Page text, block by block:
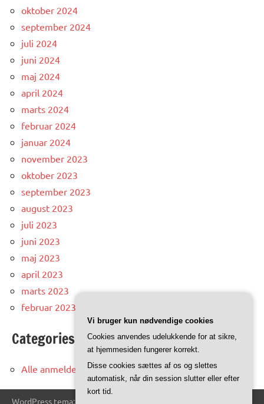
oktober 2024
september 2024
juli 2024
juni 2024
maj 2024
april 2024
marts 2024
februar 2024
januar 2024
november 2023
oktober 2023
september 2023
august 2023
juli 2023
juni 2023
maj 2023
april 2023
marts 2023
februar 2023
Categories
Alle anmeldelser og artikler
WordPress tema: Dynamico by ThemeZee.
Vi bruger kun nødvendige cookies
Cookies anvendes udelukkende for at sikre,
at hjemmesiden fungerer korrekt.
Disse cookies sættes af os og slettes
automatisk, når din session slutter eller efter
kort tid.